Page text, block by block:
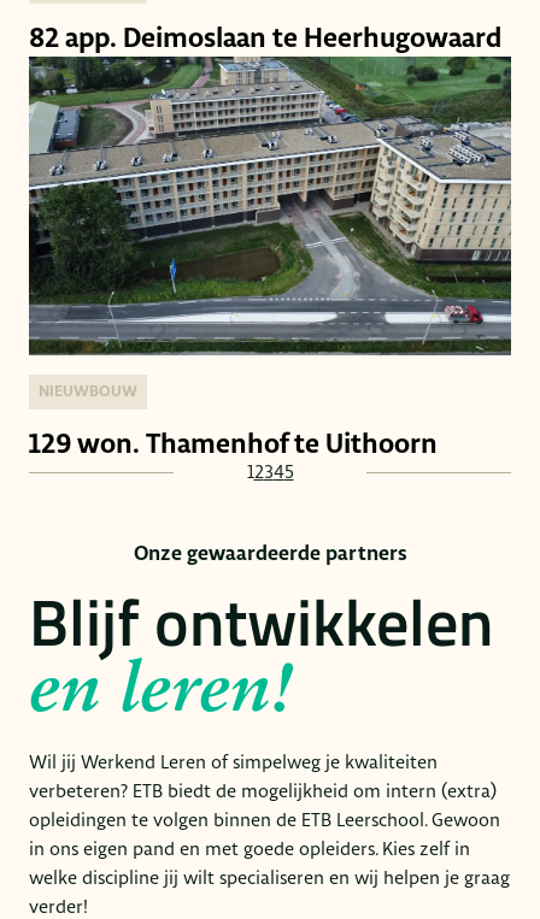
82 app. Deimoslaan te Heerhugowaard
NIEUWBOUW
129 won. Thamenhof te Uithoorn
12345
Onze gewaardeerde partners
Blijf ontwikkelen
en leren!
Wil jij Werkend Leren of simpelweg je kwaliteiten
verbeteren? ETB biedt de mogelijkheid om intern (extra)
opleidingen te volgen binnen de ETB Leerschool. Gewoon
in ons eigen pand en met goede opleiders. Kies zelf in
welke discipline jij wilt specialiseren en wij helpen je graag
verder!